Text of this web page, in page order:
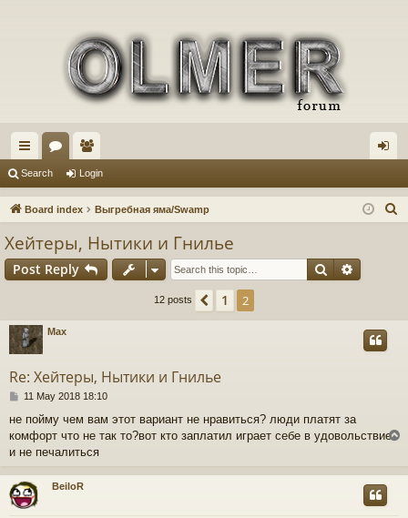
ui
ck
or
u
e
m
rs
in
Search Login
Board index Выгребная яма/Swamp
Хейтеры, Нытики и Гнилье
Post Reply Search
12 posts Previous
1 2
Max
Re: Хейтеры, Нытики и Гнилье
P
s
t
11 May 2018 18:10
не пойму чем вам этот вариант не нравиться? люди платят за
комфорт что не так то?вот кто заплатил играет себе в удовольствие
и не печалиться
BeiloR